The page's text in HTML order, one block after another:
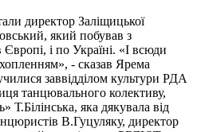
директор Заліщицької
який побував з
і по Україні. «І всюди
- сказав Ярема
заввідділом культури РДА
танцювального колективу,
Т.Білінська, яка дякувала від
В.Гуцуляку, директор